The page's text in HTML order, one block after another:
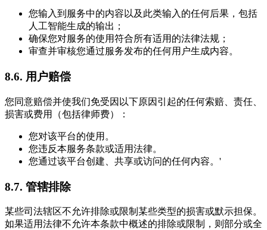
您输入到服务中的内容以及此类输入的任何后果，包括
人工智能生成的输出；
确保您对服务的使用符合所有适用的法律法规；
审查并审核您通过服务发布的任何用户生成内容。
8.6. 用户赔偿
您同意赔偿并使我们免受因以下原因引起的任何索赔、责任、
损害或费用（包括律师费）：
您对该平台的使用。
您违反本服务条款或适用法律。
您通过该平台创建、共享或访问的任何内容。'
8.7. 管辖排除
某些司法辖区不允许排除或限制某些类型的损害或默示担保。
如果适用法律不允许本条款中概述的排除或限制，则部分或全